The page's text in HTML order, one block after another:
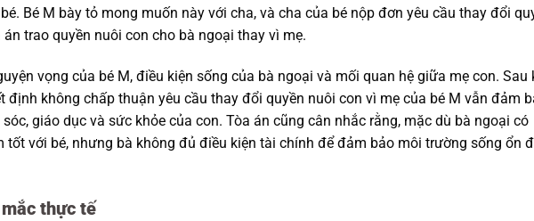
Bé M bày tỏ mong muốn này với cha, và cha của bé nộp đơn yêu cầu thay đổi
trao quyền nuôi con cho bà ngoại thay vì mẹ.
vọng của bé M, điều kiện sống của bà ngoại và mối quan hệ giữa mẹ con. Sau
định không chấp thuận yêu cầu thay đổi quyền nuôi con vì mẹ của bé M vẫn đảm
giáo dục và sức khỏe của con. Tòa án cũng cân nhắc rằng, mặc dù bà ngoại có
tốt với bé, nhưng bà không đủ điều kiện tài chính để đảm bảo môi trường sống ổn
thực tế